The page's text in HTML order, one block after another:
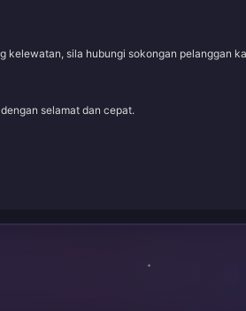
kelewatan, sila hubungi sokongan pelanggan
selamat dan cepat.